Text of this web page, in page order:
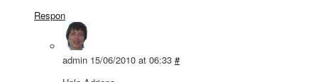
Respon
admin 15/06/2010 at 06:33 #